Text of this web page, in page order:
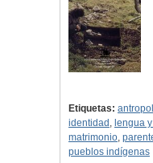
Etiquetas:
identidad , lengua
matrimonio,
pueblos indígenas